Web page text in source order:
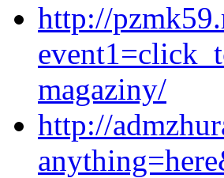
http://
magaziny/
http://